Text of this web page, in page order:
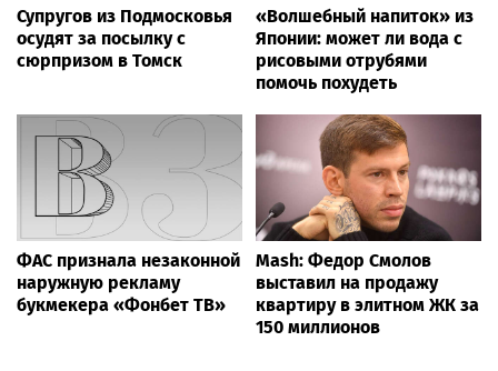
Супругов из Подмосковья
осудят за посылку с
сюрпризом в Томск
«Волшебный напиток» из
Японии: может ли вода с
рисовыми отрубями
помочь похудеть
ФАС признала незаконной
наружную рекламу
букмекера «Фонбет ТВ»
Mash: Федор Смолов
выставил на продажу
квартиру в элитном ЖК за
150 миллионов